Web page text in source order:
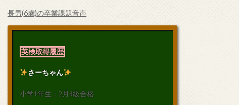
長男(6歳)の卒業課題音声
英検取得履歴
さーちゃん
小学1年生：2月4級合格